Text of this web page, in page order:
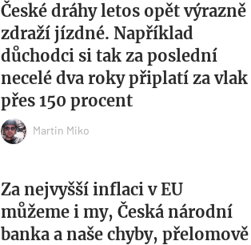
České dráhy letos opět výrazně
zdraží jízdné. Například
důchodci si tak za poslední
necelé dva roky připlatí za vlak
přes 150 procent
Martin Miko
Za nejvyšší inflaci v EU
můžeme i my, Česká národní
banka a naše chyby, přelomově